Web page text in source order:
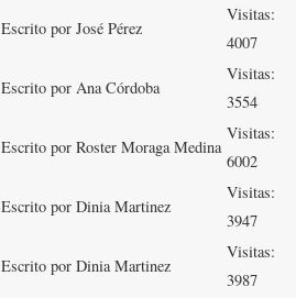
Escrito por José Pérez
Visitas:
4007
Escrito por Ana Córdoba
Visitas:
3554
Escrito por Roster Moraga Medina
Visitas:
6002
Escrito por Dinia Martinez
Visitas:
3947
Escrito por Dinia Martinez
Visitas:
3987